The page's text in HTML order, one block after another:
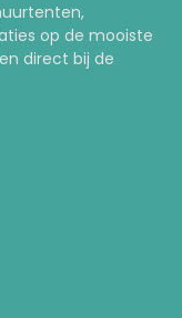
op de mooiste
direct bij de